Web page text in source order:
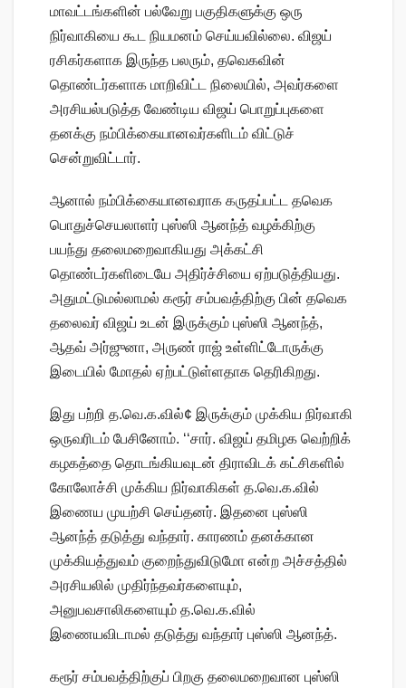
மாவட்டங்களின் பல்வேறு பகுதிகளுக்கு ஒரு
நிர்வாகியை கூட நியமனம் செய்யவில்லை. விஜய்
ரசிகர்களாக இருந்த பலரும், தவெகவின்
தொண்டர்களாக மாறிவிட்ட நிலையில், அவர்களை
அரசியல்படுத்த வேண்டிய விஜய் பொறுப்புகளை
தனக்கு நம்பிக்கையானவர்களிடம் விட்டுச்
சென்றுவிட்டார்.
ஆனால் நம்பிக்கையானவராக கருதப்பட்ட தவெக
பொதுச்செயலாளர் புஸ்ஸி ஆனந்த் வழக்கிற்கு
பயந்து தலைமறைவாகியது அக்கட்சி
தொண்டர்களிடையே அதிர்ச்சியை ஏற்படுத்தியது.
அதுமட்டுமல்லாமல் கரூர் சம்பவத்திற்கு பின் தவெக
தலைவர் விஜய் உடன் இருக்கும் புஸ்ஸி ஆனந்த்,
ஆதவ் அர்ஜுனா, அருண் ராஜ் உள்ளிட்டோருக்கு
இடையில் மோதல் ஏற்பட்டுள்ளதாக தெரிகிறது.
இது பற்றி த.வெ.க.வில்¢ இருக்கும் முக்கிய நிர்வாகி
ஒருவரிடம் பேசினோம். ‘‘சார். விஜய் தமிழக வெற்றிக்
கழகத்தை தொடங்கியவுடன் திராவிடக் கட்சிகளில்
கோலோச்சி முக்கிய நிர்வாகிகள் த.வெ.க.வில்
இணைய முயற்சி செய்தனர். இதனை புஸ்ஸி
ஆனந்த் தடுத்து வந்தார். காரணம் தனக்கான
முக்கியத்துவம் குறைந்துவிடுமோ என்ற அச்சத்தில்
அரசியலில் முதிர்ந்தவர்களையும்,
அனுபவசாலிகளையும் த.வெ.க.வில்
இணையவிடாமல் தடுத்து வந்தார் புஸ்ஸி ஆனந்த்.
கரூர் சம்பவத்திற்குப் பிறகு தலைமறைவான புஸ்ஸி